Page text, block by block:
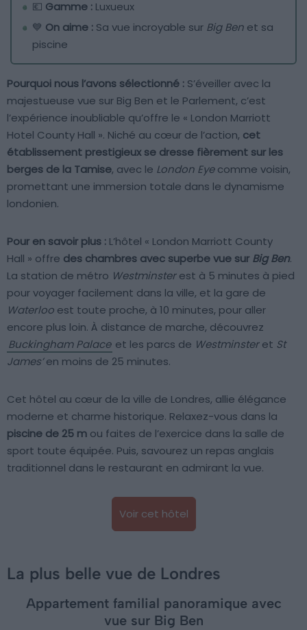
💶 Gamme : Luxueux
💙 On aime : Sa vue incroyable sur Big Ben et sa
piscine
Pourquoi nous l’avons sélectionné : S’éveiller avec la
majestueuse vue sur Big Ben et le Parlement, c’est
l’expérience inoubliable qu’offre le « London Marriott
Hotel County Hall ». Niché au cœur de l’action, cet
établissement prestigieux se dresse fièrement sur les
berges de la Tamise, avec le London Eyecomme voisin,
promettant une immersion totale dans le dynamisme
londonien.
Pour en savoir plus : L’hôtel « London Marriott County
Hall » offre des chambres avec superbe vue sur Big Ben.
La station de métro Westminsterest à 5 minutes à pied
pour voyager facilement dans la ville, et la gare de
Waterloo est toute proche, à 10 minutes, pour aller
encore plus loin. À distance de marche, découvrez
Buckingham Palace et les parcs de Westminsteret St
James’en moins de 25 minutes.
Cet hôtel au cœur de la ville de Londres, allie élégance
moderne et charme historique. Relaxez-vous dans la
piscine de 25 m ou faites de l’exercice dans la salle de
sport toute équipée. Puis, savourez un repas anglais
traditionnel dans le restaurant en admirant la vue.
Voir cet hôtel
La plus belle vue de Londres
Appartement familial panoramique avec
vue sur Big Ben